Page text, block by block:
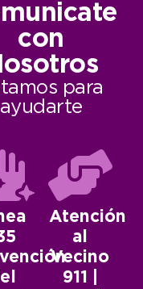
con
para
ayudarte
Atención
al
Vecino
911 |